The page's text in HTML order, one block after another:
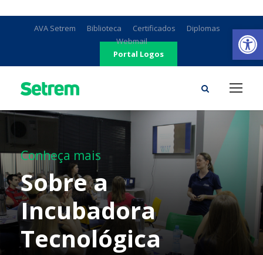
AVA Setrem Biblioteca Certificados
Diplomas
Webmail
Portal Logos
Conheça mais
Sobre a
Incubadora
Tecnológica